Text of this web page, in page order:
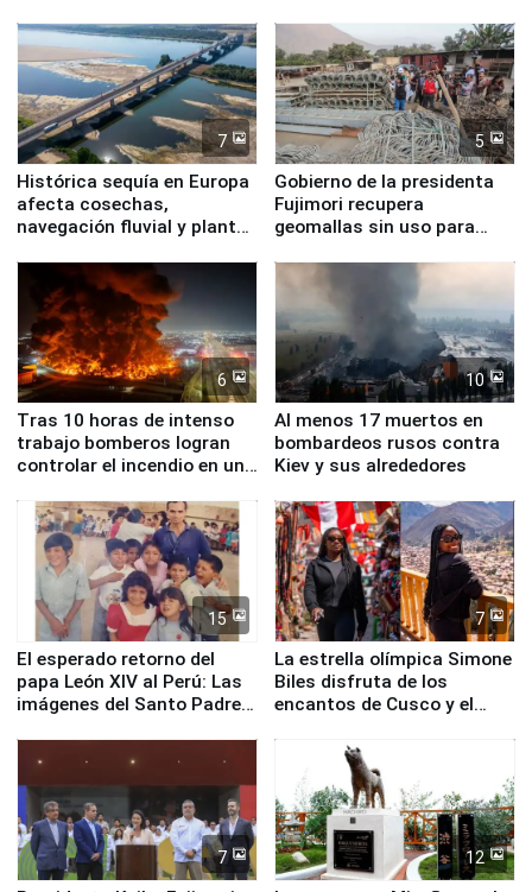
7
Histórica sequía en Europa
afecta cosechas,
navegación fluvial y plantas
5
Gobierno de la presidenta
Fujimori recupera
geomallas sin uso para
Fenómeno El Niño
6
Tras 10 horas de intenso
trabajo bomberos logran
controlar el incendio en una
de Chile
10
Al menos 17 muertos en
bombardeos rusos contra
Kiev y sus alrededores
15
El esperado retorno del
papa León XIV al Perú: Las
imágenes del Santo Padre
7
La estrella olímpica Simone
Biles disfruta de los
encantos de Cusco y el
7 12